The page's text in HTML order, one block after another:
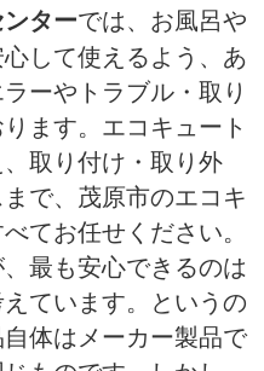
ターでは、お風呂や
して使えるよう、あ
ーやトラブル・取り
ます。エコキュート
取り付け・取り外
で、茂原市のエコキ
てお任せください。
最も安心できるのは
ています。というの
体はメーカー製品で